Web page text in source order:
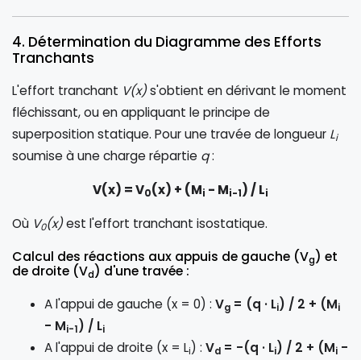
4. Détermination du Diagramme des Efforts
Tranchants
L'effort tranchant V(x)s'obtient en dérivant le moment
fléchissant, ou en appliquant le principe de
superposition statique. Pour une travée de longueur Li
soumise à une charge répartie q:
V(x) = V0(x) + (Mi - Mi-1) / Li
Où V0(x)est l'effort tranchant isostatique.
Calcul des réactions aux appuis de gauche (Vg) et
de droite (Vd) d'une travée :
A l'appui de gauche (x = 0) : Vg = (q · Li) / 2 + (Mi
- Mi-1) / Li
A l'appui de droite (x = Li) : Vd = -(q · Li) / 2 + (Mi -